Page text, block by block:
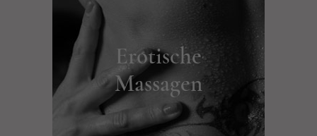
Erotische
Massagen